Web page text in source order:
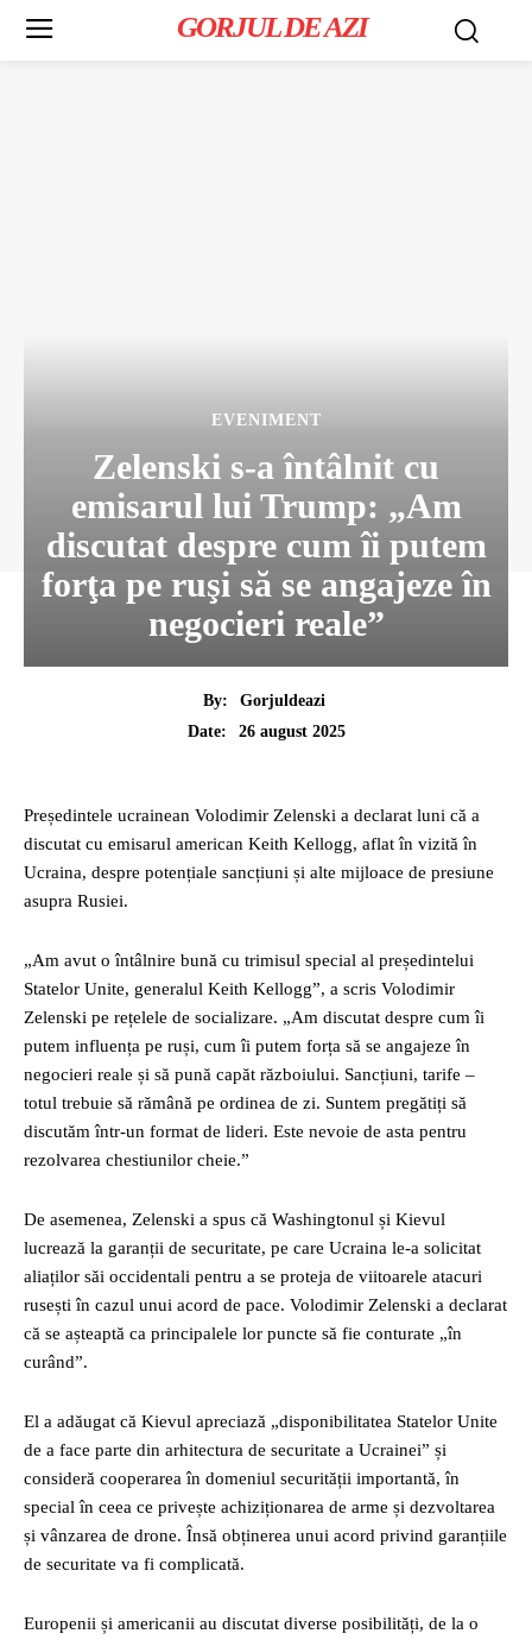
GORJUL DE AZI
EVENIMENT
Zelenski s-a întâlnit cu
emisarul lui Trump: „Am
discutat despre cum îi putem
forţa pe ruşi să se angajeze în
negocieri reale”
By:
Gorjuldeazi
Date:
26 august 2025
Președintele ucrainean Volodimir Zelenski a declarat luni că a
discutat cu emisarul american Keith Kellogg, aflat în vizită în
Ucraina, despre potențiale sancțiuni și alte mijloace de presiune
asupra Rusiei.
„Am avut o întâlnire bună cu trimisul special al președintelui
Statelor Unite, generalul Keith Kellogg”, a scris Volodimir
Zelenski pe rețelele de socializare. „Am discutat despre cum îi
putem influența pe ruși, cum îi putem forța să se angajeze în
negocieri reale și să pună capăt războiului. Sancțiuni, tarife –
totul trebuie să rămână pe ordinea de zi. Suntem pregătiți să
discutăm într-un format de lideri. Este nevoie de asta pentru
rezolvarea chestiunilor cheie.”
De asemenea, Zelenski a spus că Washingtonul și Kievul
lucrează la garanții de securitate, pe care Ucraina le-a solicitat
aliaților săi occidentali pentru a se proteja de viitoarele atacuri
rusești în cazul unui acord de pace. Volodimir Zelenski a declarat
că se așteaptă ca principalele lor puncte să fie conturate „în
curând”.
El a adăugat că Kievul apreciază „disponibilitatea Statelor Unite
de a face parte din arhitectura de securitate a Ucrainei” și
consideră cooperarea în domeniul securității importantă, în
special în ceea ce privește achiziționarea de arme și dezvoltarea
și vânzarea de drone. Însă obținerea unui acord privind garanțiile
de securitate va fi complicată.
Europenii și americanii au discutat diverse posibilități, de la o